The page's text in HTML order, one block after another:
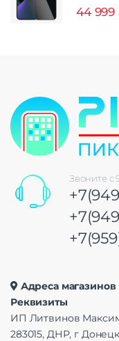
44 999
Звоните с
Адреса магазинов
Реквизиты
ИП Литвинов
283015, ДНР, г